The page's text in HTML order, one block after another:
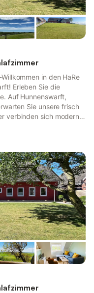
in den HaRe
Erleben Sie die
Auf Hunnenswarft,
Sie unsere frisch
verbinden sich moderner
auf der Hunnenswarft -
Vom Fenster aus
Ryhthmus der